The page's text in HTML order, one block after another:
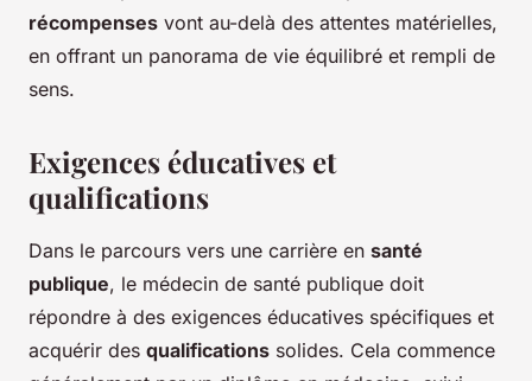
récompenses vont au-delà des attentes matérielles,
en offrant un panorama de vie équilibré et rempli de
sens.
Exigences éducatives et
qualifications
Dans le parcours vers une carrière en santé
publique, le médecin de santé publique doit
répondre à des exigences éducatives spécifiques et
acquérir des qualifications solides. Cela commence